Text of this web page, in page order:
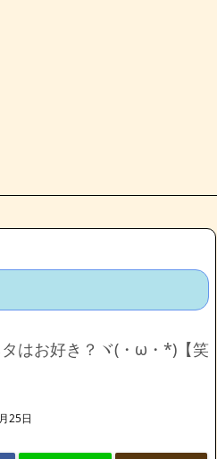
タはお好き？ヾ(・ω・*)【笑
25日